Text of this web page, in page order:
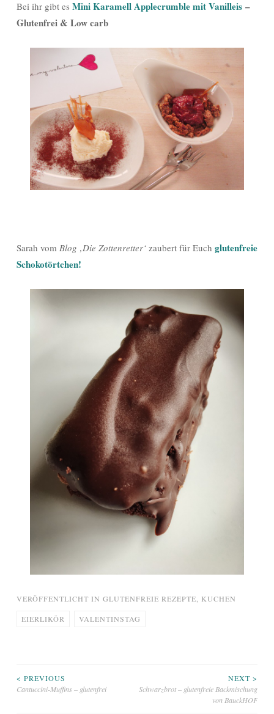
Bei ihr gibt es Mini Karamell Applecrumble mit Vanilleis –
Glutenfrei & Low carb
Sarah vom Blog ‚Die Zottenretter‘ zaubert für Euch glutenfreie
Schokotörtchen!
VERÖFFENTLICHT IN GLUTENFREIE REZEPTE KUCHEN
EIERLIKÖR VALENTINSTAG
Beitragsnavigation
< PREVIOUS
Cantuccini-Muffins – glutenfrei
NEXT >
Schwarzbrot – glutenfreie Backmischung
von BauckHOF